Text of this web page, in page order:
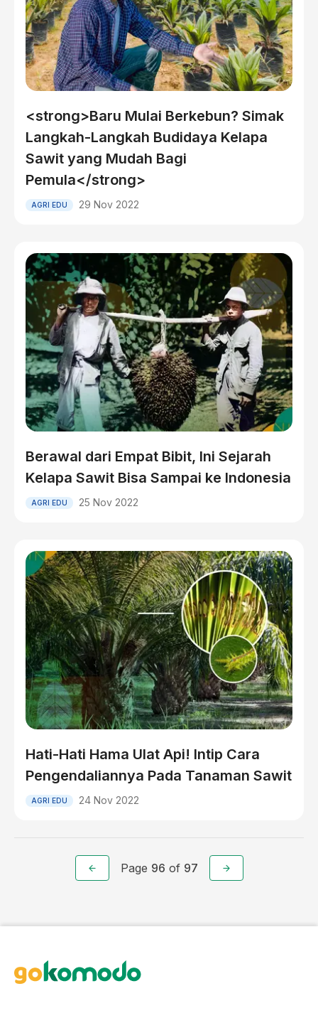
<strong>Baru Mulai Berkebun? Simak
Langkah-Langkah Budidaya Kelapa
Sawit yang Mudah Bagi
Pemula</strong>
AGRI EDU 29 Nov 2022
Berawal dari Empat Bibit, Ini Sejarah
Kelapa Sawit Bisa Sampai ke Indonesia
AGRI EDU 25 Nov 2022
Hati-Hati Hama Ulat Api! Intip Cara
Pengendaliannya Pada Tanaman Sawit
AGRI EDU 24 Nov 2022
Page 96 of 97